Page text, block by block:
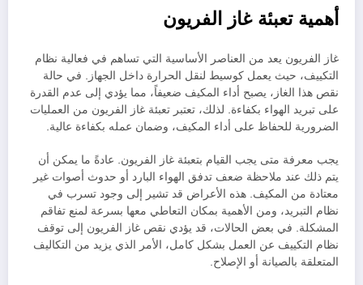
أهمية تعبئة غاز الفريون
غاز الفريون يعد من العناصر الأساسية التي تساهم في فعالية نظام
التكييف، حيث يعمل كوسيط لنقل الحرارة داخل الجهاز. في حالة
نقص هذا الغاز، يصبح أداء المكيف ضعيفاً، مما يؤدي إلى عدم القدرة
على تبريد الهواء بكفاءة. لذلك، تعتبر تعبئة غاز الفريون من العمليات
الضرورية للحفاظ على أداء المكيف، وضمان عمله بكفاءة عالية.
يجب معرفة متى يجب القيام بتعبئة غاز الفريون. عادةً ما يمكن أن
يتم ذلك عند ملاحظة ضعف تدفق الهواء البارد أو حدوث أصوات غير
معتادة من المكيف. هذه الأعراض قد تشير إلى وجود تسرب في
نظام التبريد، ومن الأهمية بمكان التعاطي معها بسرعة لمنع تفاقم
المشكلة. في بعض الحالات، قد يؤدي نقص غاز الفريون إلى توقف
نظام التكييف عن العمل بشكل كامل، الأمر الذي يزيد من التكاليف
المتعلقة بالصيانة أو الإصلاح.